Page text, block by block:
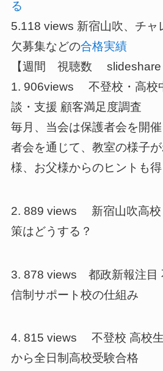
る
5.118 views 新宿山吹、チャ
欠募集などの合格実績
【週間 視聴数 slideshare
1. 906views 不登校・高校
談・支援 顧客満足度調査
毎月、当会は保護者会を開
者会を通じて、教室の様子
様、お父様からのヒントも
2. 889 views 新宿山吹高
策はどうする？
3. 878 views 都政新報注目
信制サポート校の仕組み
4. 815 views 不登校 高校
から全日制高校受験合格